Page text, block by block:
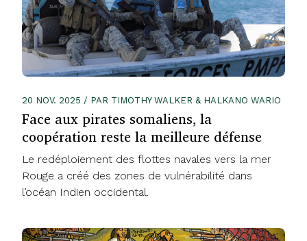
20 NOV. 2025 / PAR TIMOTHY WALKER & HALKANO WARIO
Face aux pirates somaliens, la
coopération reste la meilleure défense
Le redéploiement des flottes navales vers la mer
Rouge a créé des zones de vulnérabilité dans
l’océan Indien occidental.